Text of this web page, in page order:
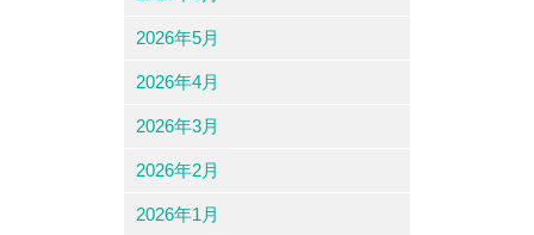
2026年5月
2026年4月
2026年3月
2026年2月
2026年1月